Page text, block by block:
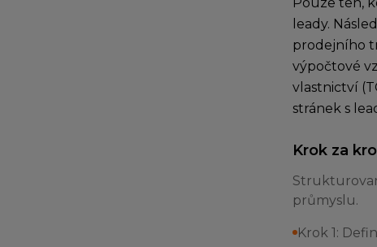
leady.
prodejního
výpočtové
vlastnictví
stránek s
Krok za
průmyslu.
Krok 1: